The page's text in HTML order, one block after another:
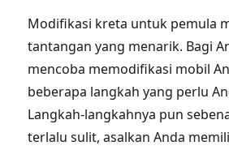
Modifikasi kreta untuk pemula
tantangan yang menarik. Bagi
mencoba memodifikasi mobil
beberapa langkah yang perlu
Langkah-langkahnya pun
terlalu sulit, asalkan Anda